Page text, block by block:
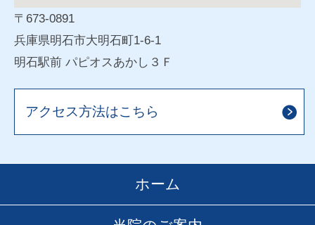
〒673-0891
兵庫県明石市大明石町1-6-1
明石駅前 パピオスあかし３Ｆ
アクセス方法はこちら
ホーム